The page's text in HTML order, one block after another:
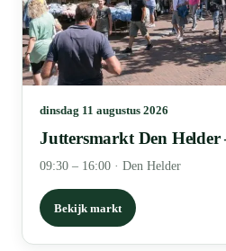
dinsdag 11 augustus 2026
Juttersmarkt Den Helder
09:30 – 16:00 · Den Helder
Bekijk markt